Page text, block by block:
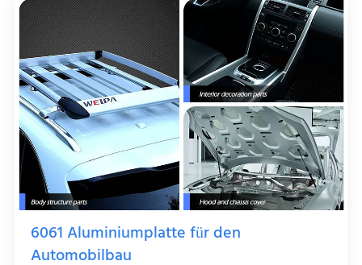
6061 Aluminiumplatte für den
Automobilbau